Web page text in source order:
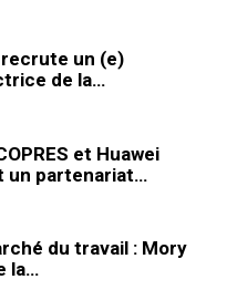
un (e)
de la…
et Huawei
un partenariat…
du travail : Mory
la…